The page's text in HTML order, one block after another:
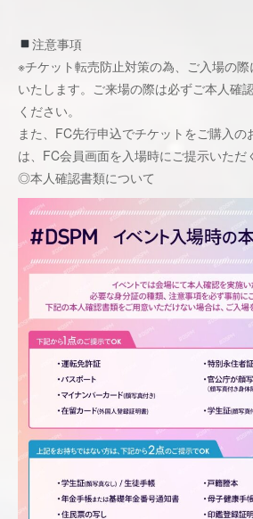
注意事項
※チケット転売防⽌対策の為、ご⼊場の
いたします。ご来場の際は必ずご本⼈確
ください。
また、FC先行申込でチケットをご購入の
は、FC会員画面を入場時にご提示いただ
◎本⼈確認書類について